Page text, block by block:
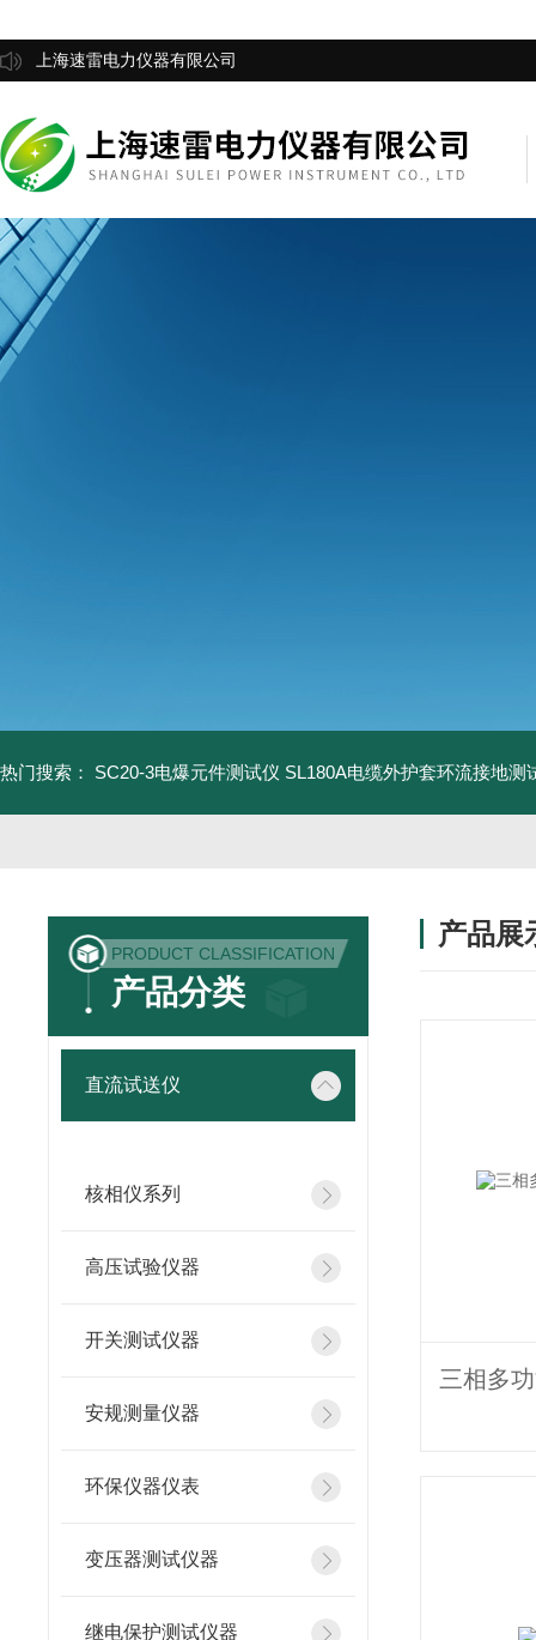
上海速雷电力仪器有限公司
热门搜索： SC20-3电爆元件测试仪 SL180A电缆外护套环流接地测
PRODUCT CLASSIFICATION
产品分类
直流试送仪
核相仪系列
高压试验仪器
开关测试仪器
安规测量仪器
环保仪器仪表
变压器测试仪器
继电保护测试仪器
产品展